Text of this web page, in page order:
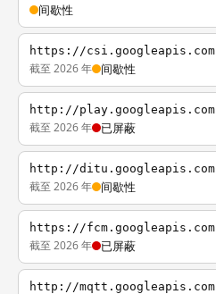
间歇性
https://csi.googleapis.com
截至 2026 年 间歇性
http://play.googleapis.com
截至 2026 年 已屏蔽
http://ditu.googleapis.com
截至 2026 年 间歇性
https://fcm.googleapis.com
截至 2026 年 已屏蔽
http://mqtt.googleapis.com